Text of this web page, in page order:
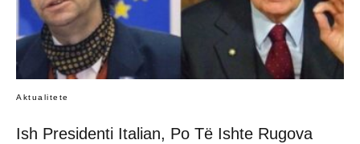
Aktualitete
Ish Presidenti Italian, Po Të Ishte Rugova